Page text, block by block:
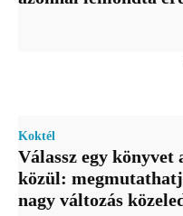
Koktél
Válassz egy könyvet
közül:
nagy változás